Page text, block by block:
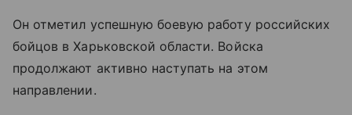
Он отметил успешную боевую работу российских
бойцов в Харьковской области. Войска
продолжают активно наступать на этом
направлении.